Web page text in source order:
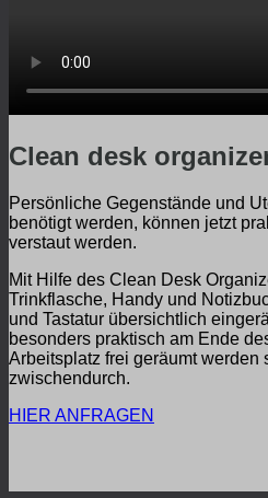
Clean desk
Persönliche Gegenstände und
benötigt werden, können jetzt
verstaut werden.
Mit Hilfe des Clean Desk
Trinkflasche, Handy und
und Tastatur übersichtlich
besonders praktisch am Ende
Arbeitsplatz frei geräumt werden
zwischendurch.
HIER ANFRAGEN